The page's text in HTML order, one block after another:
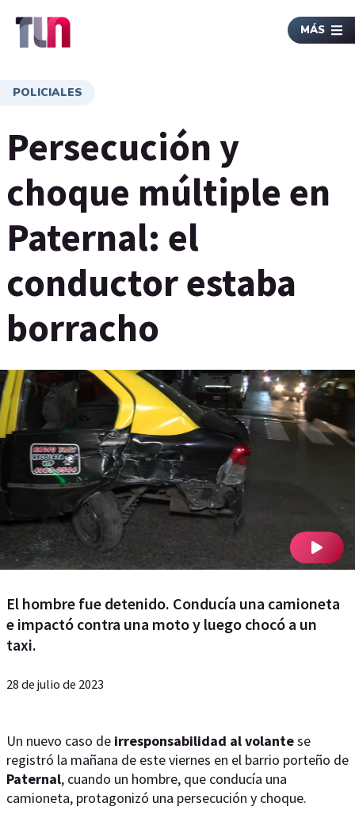
MÁS
POLICIALES
Persecución y
choque múltiple en
Paternal: el
conductor estaba
borracho
El hombre fue detenido. Conducía una camioneta
e impactó contra una moto y luego chocó a un
taxi.
28 de julio de 2023
Un nuevo caso de irresponsabilidad al volantese
registró la mañana de este viernes en el barrio porteño de
Paternal, cuando un hombre, que conducía una
camioneta, protagonizó una persecución y choque.